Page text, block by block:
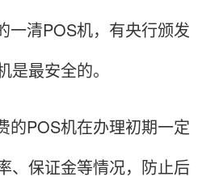
清POS机，有央行颁发
最安全的。
POS机在办理初期一定
、保证金等情况，防止后